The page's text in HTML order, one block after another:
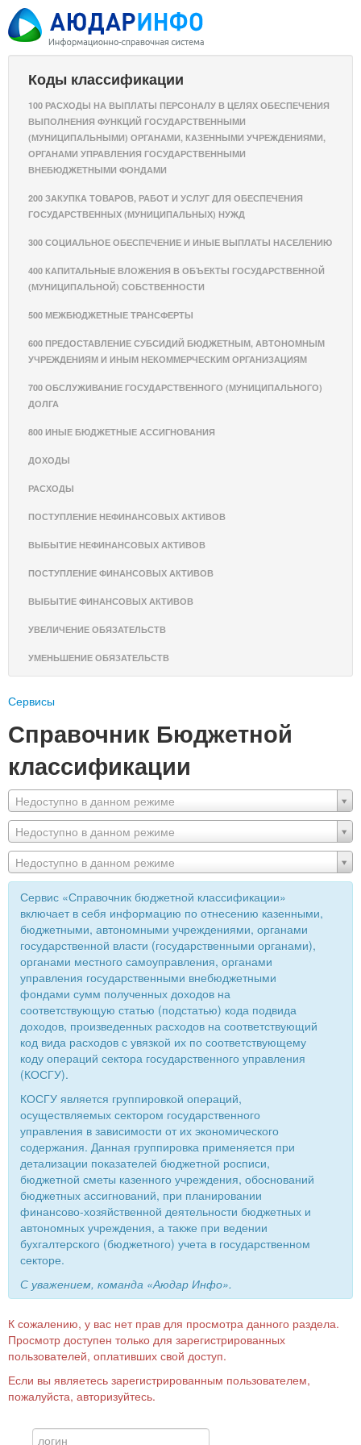
Коды классификации
100 РАСХОДЫ НА ВЫПЛАТЫ ПЕРСОНАЛУ В ЦЕЛЯХ ОБЕСПЕЧЕНИЯ
ВЫПОЛНЕНИЯ ФУНКЦИЙ ГОСУДАРСТВЕННЫМИ
(МУНИЦИПАЛЬНЫМИ) ОРГАНАМИ, КАЗЕННЫМИ УЧРЕЖДЕНИЯМИ,
ОРГАНАМИ УПРАВЛЕНИЯ ГОСУДАРСТВЕННЫМИ
ВНЕБЮДЖЕТНЫМИ ФОНДАМИ
200 ЗАКУПКА ТОВАРОВ, РАБОТ И УСЛУГ ДЛЯ ОБЕСПЕЧЕНИЯ
ГОСУДАРСТВЕННЫХ (МУНИЦИПАЛЬНЫХ) НУЖД
300 СОЦИАЛЬНОЕ ОБЕСПЕЧЕНИЕ И ИНЫЕ ВЫПЛАТЫ НАСЕЛЕНИЮ
400 КАПИТАЛЬНЫЕ ВЛОЖЕНИЯ В ОБЪЕКТЫ ГОСУДАРСТВЕННОЙ
(МУНИЦИПАЛЬНОЙ) СОБСТВЕННОСТИ
500 МЕЖБЮДЖЕТНЫЕ ТРАНСФЕРТЫ
600 ПРЕДОСТАВЛЕНИЕ СУБСИДИЙ БЮДЖЕТНЫМ, АВТОНОМНЫМ
УЧРЕЖДЕНИЯМ И ИНЫМ НЕКОММЕРЧЕСКИМ ОРГАНИЗАЦИЯМ
700 ОБСЛУЖИВАНИЕ ГОСУДАРСТВЕННОГО (МУНИЦИПАЛЬНОГО)
ДОЛГА
800 ИНЫЕ БЮДЖЕТНЫЕ АССИГНОВАНИЯ
ДОХОДЫ
РАСХОДЫ
ПОСТУПЛЕНИЕ НЕФИНАНСОВЫХ АКТИВОВ
ВЫБЫТИЕ НЕФИНАНСОВЫХ АКТИВОВ
ПОСТУПЛЕНИЕ ФИНАНСОВЫХ АКТИВОВ
ВЫБЫТИЕ ФИНАНСОВЫХ АКТИВОВ
УВЕЛИЧЕНИЕ ОБЯЗАТЕЛЬСТВ
УМЕНЬШЕНИЕ ОБЯЗАТЕЛЬСТВ
Сервисы
Справочник Бюджетной
классификации
Недоступно в данном режиме
Недоступно в данном режиме
Недоступно в данном режиме
Сервис «Справочник бюджетной классификации»
включает в себя информацию по отнесению казенными,
бюджетными, автономными учреждениями, органами
государственной власти (государственными органами),
органами местного самоуправления, органами
управления государственными внебюджетными
фондами сумм полученных доходов на
соответствующую статью (подстатью) кода подвида
доходов, произведенных расходов на соответствующий
код вида расходов с увязкой их по соответствующему
коду операций сектора государственного управления
(КОСГУ).
КОСГУ является группировкой операций,
осуществляемых сектором государственного
управления в зависимости от их экономического
содержания. Данная группировка применяется при
детализации показателей бюджетной росписи,
бюджетной сметы казенного учреждения, обоснований
бюджетных ассигнований, при планировании
финансово-хозяйственной деятельности бюджетных и
автономных учреждения, а также при ведении
бухгалтерского (бюджетного) учета в государственном
секторе.
С уважением, команда «Аюдар Инфо».
К сожалению, у вас нет прав для просмотра данного раздела.
Просмотр доступен только для зарегистрированных
пользователей, оплативших свой доступ.
Если вы являетесь зарегистрированным пользователем,
пожалуйста, авторизуйтесь.